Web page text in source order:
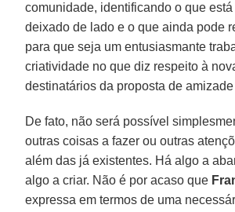
comunidade, identificando o que
deixado de lado e o que ainda pode
para que seja um entusiasmante
criatividade no que diz respeito à
destinatários da proposta de
De fato, não será possível
outras coisas a fazer ou outras
além das já existentes. Há algo a
algo a criar. Não é por acaso que
expressa em termos de uma